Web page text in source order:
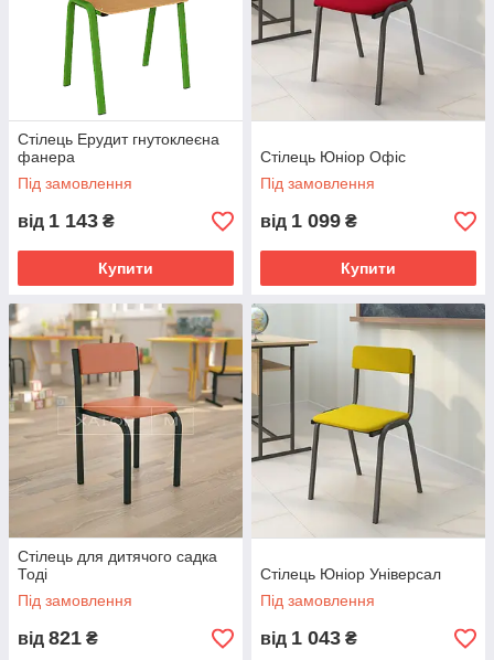
Стілець Ерудит гнутоклеєна
фанера
Під замовлення
від 1 143 ₴
Купити
Стілець Юніор Офіс
Під замовлення
від 1 099 ₴
Купити
Стілець для дитячого садка
Тоді
Під замовлення
від 821 ₴
Стілець Юніор Універсал
Під замовлення
від 1 043 ₴